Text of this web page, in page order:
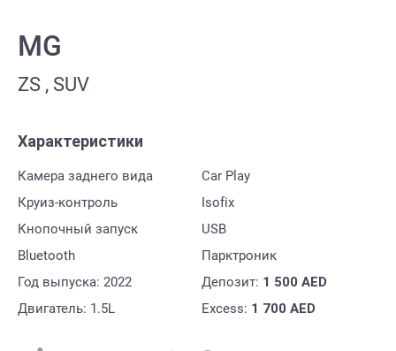
MG
ZS , SUV
Характеристики
Камера заднего вида
Круиз-контроль
Кнопочный запуск
Bluetooth
Год выпуска: 2022
Двигатель: 1.5L
Car Play
Isofix
USB
Парктроник
Депозит: 1 500 AED
Excess: 1 700 AED